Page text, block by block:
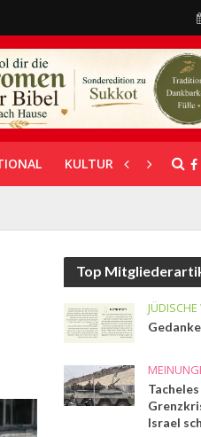
KULTUR
Top
Israel